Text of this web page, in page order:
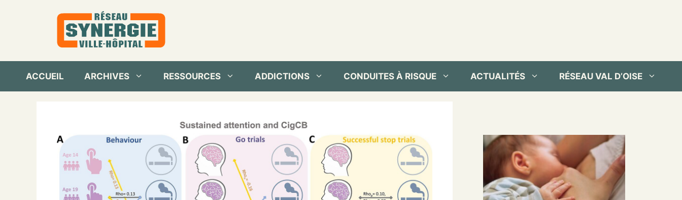
ACCUEIL ARCHIVES RESSOURCES ADDICTIONS CONDUITES À RISQUE ACTUALITÉS RÉSEAU VAL D’OISE